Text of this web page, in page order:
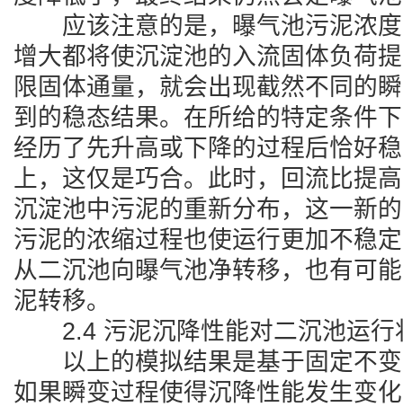
应该注意的是，曝气池污泥浓度
增大都将使沉淀池的入流固体负荷
限固体通量，就会出现截然不同的
到的稳态结果。在所给的特定条件
经历了先升高或下降的过程后恰好
上，这仅是巧合。此时，回流比提
沉淀池中污泥的重新分布，这一新
污泥的浓缩过程也使运行更加不稳
从二沉池向曝气池净转移，也有可
泥转移。
2.4 污泥沉降性能对二沉池运行
以上的模拟结果是基于固定不变
如果瞬变过程使得沉降性能发生变